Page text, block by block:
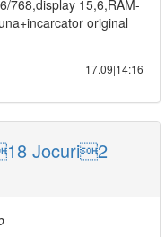
768,display 15,6,RAM-
original
17.09|14:16
Jocuri2